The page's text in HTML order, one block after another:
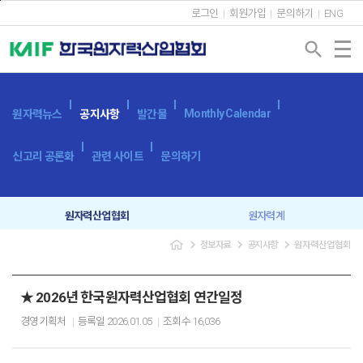
로그인 회원가입 문의하기 ENG
search
원자력뉴스 공지사항 발간물 Monthly Calendar
신고리 공론화 관련 사이트 문의하기
원자력산업협회 원자력계
navigate_next 정보자료 navigate_next 공지사항 navigate_next 원자력산업협회
★ 2026년 한국원자력산업협회 연간일정
경영기획처 등록일 2026.01.05 조회수 16,036